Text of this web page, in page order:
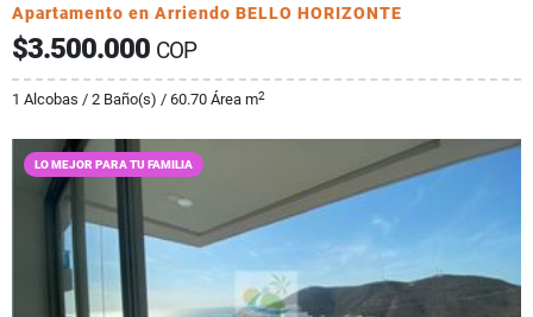
Apartamento en Arriendo BELLO HORIZONTE
$3.500.000 COP
1 Alcobas / 2 Baño(s) / 60.70 Área m2
LO MEJOR PARA TU FAMILIA